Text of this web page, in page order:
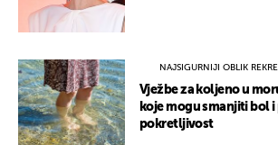
NAJSIGURNIJI OBLIK
Vježbe za koljeno u
koje mogu smanjiti bol
pokretljivost